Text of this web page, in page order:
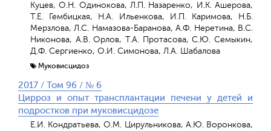
Куцев, О.Н. Одинокова, Л.П. Назаренко, И.К. Ашерова,
Т.Е. Гембицкая, Н.А. Ильенкова, И.П. Каримова, Н.Б.
Мерзлова, Л.С. Намазова-Баранова, А.Ф. Неретина, В.С.
Никонова, А.В. Орлов, Т.А. Протасова, С.Ю. Семыкин,
Д.Ф. Сергиенко, О.И. Симонова, Л.А. Шабалова
Муковисцидоз
2017 / Том 96 / № 6
Цирроз и опыт трансплантации печени у детей и
подростков при муковисцидозе
Е.И. Кондратьева, О.М. Цирульникова, А.Ю. Воронкова,